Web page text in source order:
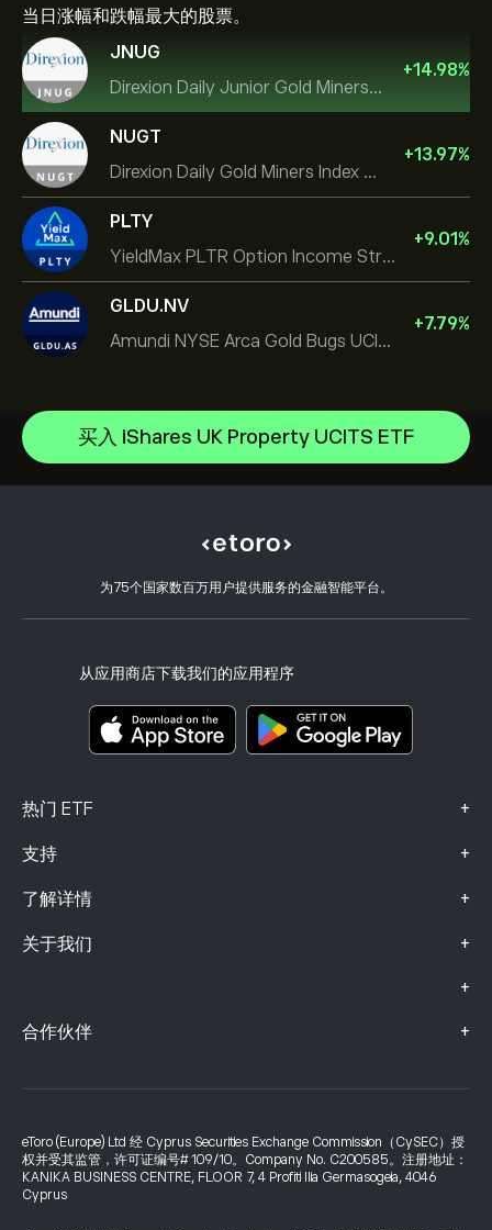
当日涨幅和跌幅最大的股票。
JNUG
Direxion Daily Junior Gold Miners Index Bull 2X ETF
+14.98%
NUGT
Direxion Daily Gold Miners Index Bull 2X ETF
+13.97%
PLTY
YieldMax PLTR Option Income Strategy ETF
+9.01%
GLDU.NV
Amundi NYSE Arca Gold Bugs UCITS ETF Dist
+7.79%
买入 iShares UK Property UCITS ETF
为75个国家数百万用户提供服务的金融智能平台。
从应用商店下载我们的应用程序
热门 ETF +
iShares Silver Trust
VanEck Vectors Semiconductor ETF
Vanguard FTSE All World High Dividend Yield UCITS ETF
支持 +
如何入金
如何出金
开设账户
客户端漏洞
了解详情 +
CopyTrading 简介
负责任交易
eToro Academy
关于我们 +
选择 eToro 的理由
我们的办事处
+
风险披露
关键信息文档
投诉信息（FCA 客户）
合作伙伴 +
投资保险
eToro (Europe) Ltd 经 Cyprus Securities Exchange Commission（CySEC）授
权并受其监管，许可证编号# 109/10。Company No. C200585。注册地址：
KANIKA BUSINESS CENTRE, FLOOR 7, 4 Profiti Ilia Germasogeia, 4046
Cyprus